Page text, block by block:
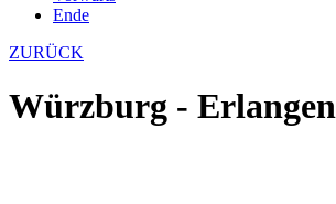
Ende
ZURÜCK
Würzburg - Erlangen